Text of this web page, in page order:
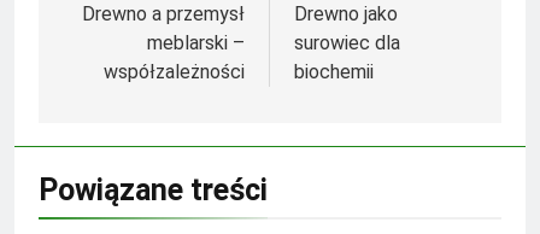
wpisu
Drewno a przemysł
meblarski –
współzależności
Drewno jako
surowiec dla
biochemii
Powiązane treści